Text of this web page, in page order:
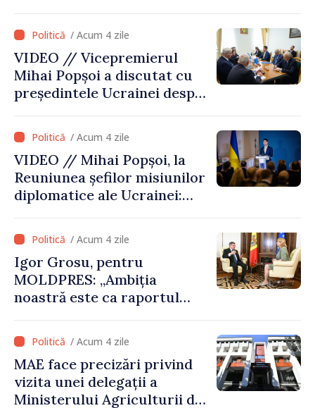
de securitatea Ucrainei”
/ Acum 4 zile
VIDEO // Vicepremierul
Mihai Popșoi a discutat cu
președintele Ucrainei despre
hidrologice din bazinul
râului Nistru și proiecte
comune în infrastructură și
energie
/ Acum 4 zile
VIDEO // Mihai Popșoi, la
Reuniunea șefilor misiunilor
diplomatice ale Ucrainei:
alegerea. Ne-am alăturat
Ucrainei”/ Acum 4 zile
Igor Grosu, pentru
MOLDPRES: „Ambiția
noastră este ca raportul
an să fie și mai bun”
/ Acum 4 zile
MAE face precizări privind
vizita unei delegații a
Ministerului Agriculturii din